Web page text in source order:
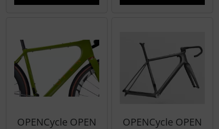
OPENCycle OPEN
OPENCycle OPEN
K-Edge
KASK
KOO